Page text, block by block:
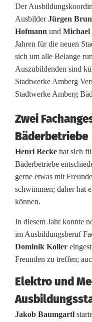
r
ü
ß
t
n
u
n
N
a
c
h
w
u
h
s
Der
AusbilderJürgen
Hofmann und Michael
Jahren für die neuen
sich um alle Belange
Auszubildenden sind
Stadtwerke Amberg
Stadtwerke Amberg
Zwei
Bäderbetriebe
Henri Becke hat sich
Bäderbetriebe
gerne etwas mit
schwimmen; daher hat
können.
In diesem Jahr konnte
im Ausbildungsberuf
Dominik Koller
Freunden zu treffen;
Elektro und
Jakob Baumgartl